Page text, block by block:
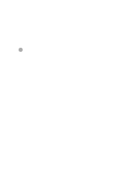
navigation